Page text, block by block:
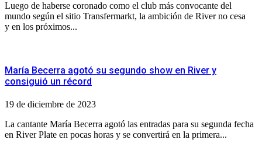
Luego de haberse coronado como el club más convocante del
mundo según el sitio Transfermarkt, la ambición de River no cesa
y en los próximos...
María Becerra agotó su segundo show en River y
consiguió un récord
19 de diciembre de 2023
La cantante María Becerra agotó las entradas para su segunda fecha
en River Plate en pocas horas y se convertirá en la primera...